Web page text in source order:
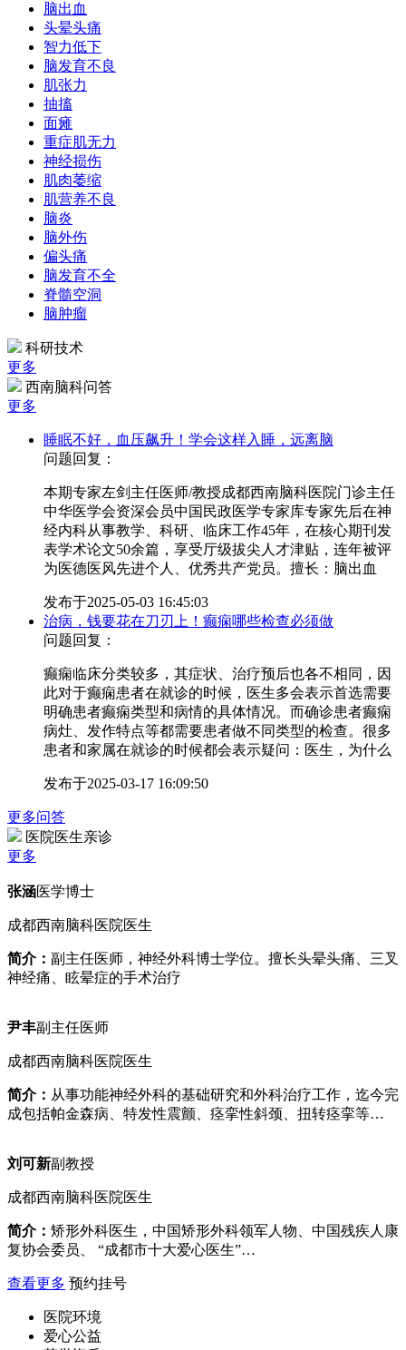
脑出血
头晕头痛
智力低下
脑发育不良
肌张力
抽搐
面瘫
重症肌无力
神经损伤
肌肉萎缩
肌营养不良
脑炎
脑外伤
偏头痛
脑发育不全
脊髓空洞
脑肿瘤
科研技术
更多
西南脑科问答
更多
睡眠不好，血压飙升！学会这样入睡，远离脑
问题回复：
本期专家左剑主任医师/教授成都西南脑科医院门诊主任
中华医学会资深会员中国民政医学专家库专家先后在神
经内科从事教学、科研、临床工作45年，在核心期刊发
表学术论文50余篇，享受厅级拔尖人才津贴，连年被评
为医德医风先进个人、优秀共产党员。擅长：脑出血
发布于2025-05-03 16:45:03
治病，钱要花在刀刃上！癫痫哪些检查必须做
问题回复：
癫痫临床分类较多，其症状、治疗预后也各不相同，因
此对于癫痫患者在就诊的时候，医生多会表示首选需要
明确患者癫痫类型和病情的具体情况。而确诊患者癫痫
病灶、发作特点等都需要患者做不同类型的检查。很多
患者和家属在就诊的时候都会表示疑问：医生，为什么
发布于2025-03-17 16:09:50
更多问答
医院医生亲诊
更多
张涵医学博士
成都西南脑科医院医生
简介： 副主任医师，神经外科博士学位。擅长头晕头痛、三叉
神经痛、眩晕症的手术治疗
尹丰副主任医师
成都西南脑科医院医生
简介： 从事功能神经外科的基础研究和外科治疗工作，迄今完
成包括帕金森病、特发性震颤、痉挛性斜颈、扭转痉挛等…
刘可新副教授
成都西南脑科医院医生
简介： 矫形外科医生，中国矫形外科领军人物、中国残疾人康
复协会委员、 “成都市十大爱心医生”…
查看更多 预约挂号
医院环境
爱心公益